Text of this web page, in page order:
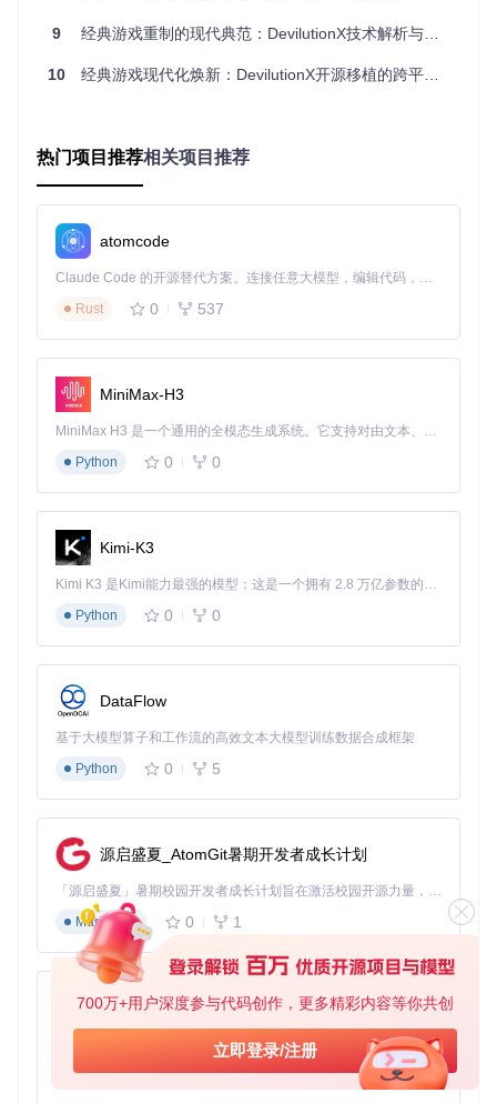
700万+用户深度参与代码创作，更多精彩内容等你共创
立即登录/注册
体系：
移动设备：Android/iOS触控优化界面，虚拟摇杆与手势操
渲染
Vita版DevilutionX的游戏角色选择界面，展示跨平台适配能力
输入系统的跨设备统一
项目设计了抽象输入层，将不同设备的输入方式统一映射为游
手柄设备：径向菜单+振动反馈
键鼠设备：快捷键自定义+鼠标平滑移动
用户实践：从源码到体验的完整指南
_mirrors/de/devilutionX
复制原版游戏资源：将
编译运行：根据目标平台执行对应编译脚本
核心功能配置建议
战斗优化：配置12键快速施法栏，实现技能无缝切换
间
DevilutionX的成功不仅在于技术实现的突破，更在于它为经典
架构，这个项目证明了开源社区有能力让游戏遗产在数字时代
到一个学习经典游戏引擎重构的绝佳案例。
DevilutionX
Diablo build for modern operating systems
项目地址：
https://gitcode.com/gh_mirrors/de/DevilutionX
9 经典游戏重制的现代典范：DevilutionX技术解析与实践指南
10 经典游戏现代化焕新：DevilutionX开源移植的跨平台适配突破
热门项目推荐相关项目推荐
atomcode
Claude Code 的开源替代方案。连接任意大模型，编辑代码，运行命令，自动验证 — 全自动执行。用 Rust 构建，极致性能。 ｜ An open-source alternative to Claude Code. Connect any LLM, edit code, run commands, and verify changes — autonomously. Built in Rust for speed. Get Started
Rust
0 537
MiniMax-H3
MiniMax H3 是一个通用的全模态生成系统。它支持对由文本、图像、视频和音频组成的多模态上下文进行统一理解，并能生成分辨率高达 2K、时长可达 15 秒的带原生立体声音频的视频。得益于面向任务泛化的系统设计，H3 在预训练阶段就已具备广泛的多模态上下文理解与生成能力，能够出色地执行复杂的多模态指令。
Python
0 0
Kimi-K3
Kimi K3 是Kimi能力最强的模型：这是一个拥有 2.8 万亿参数的混合专家（MoE）模型，具备原生视觉理解能力，并支持 100 万 token 的上下文窗口。
Python
0 0
DataFlow
基于大模型算子和工作流的高效文本大模型训练数据合成框架
Python
0 5
源启盛夏_AtomGit暑期开发者成长计划
「源启盛夏」暑期校园开发者成长计划旨在激活校园开源力量，通过积分激励、认证扶持、资源倾斜等形式，引导高校组织和开发者完成「入驻 — 建项目 — 做贡献 — 获认证 — 得资源」的完整闭环。无论你是想带领社团入驻平台的组织者，还是希望用代码贡献证明自己的开发者，都能在这里找到属于你的成长路径。
Markdown
0 1
py-xiaozhi
基于Python的Xiaozhi AI，适用于想要完整Xiaozhi体验而无需拥有专用硬件的用户。
Python
0 1